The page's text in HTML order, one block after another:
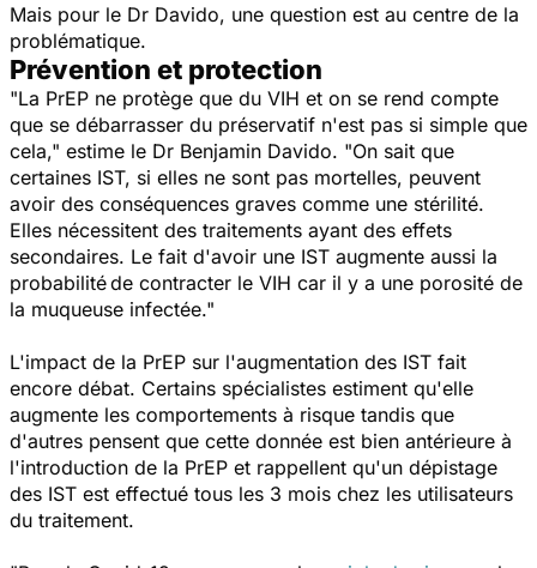
Mais pour le Dr Davido, une question est au centre de la
problématique.
Prévention et protection
"La PrEP ne protège que du VIH et on se rend compte
que se débarrasser du préservatif n'est pas si simple que
cela," estime le Dr Benjamin Davido. "On sait que
certaines IST, si elles ne sont pas mortelles, peuvent
avoir des conséquences graves comme une stérilité.
Elles nécessitent des traitements ayant des effets
secondaires. Le fait d'avoir une IST augmente aussi la
probabilitéde contracter le VIH car il y a une porosité de
la muqueuse infectée."
L'impact de la PrEP sur l'augmentation des IST fait
encore débat. Certains spécialistes estiment qu'elle
augmente les comportements à risque tandis que
d'autres pensent que cette donnée est bien antérieure à
l'introduction de la PrEP et rappellent qu'un dépistage
des IST est effectué tous les 3 mois chez les utilisateurs
du traitement.